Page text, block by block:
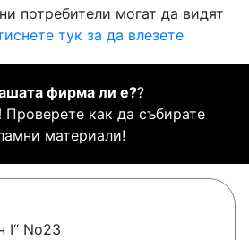
потребители могат да видят
тук за да влезете
фирма ли е??
Проверете как да събирате
материали!
I“ No23